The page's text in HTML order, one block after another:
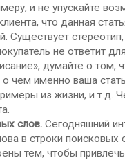
и не упускайте
что данная
Существует
не ответит
думайте о
чем именно ваша
из жизни, и
слов. Сегодняшний
в строки
тем, чтобы